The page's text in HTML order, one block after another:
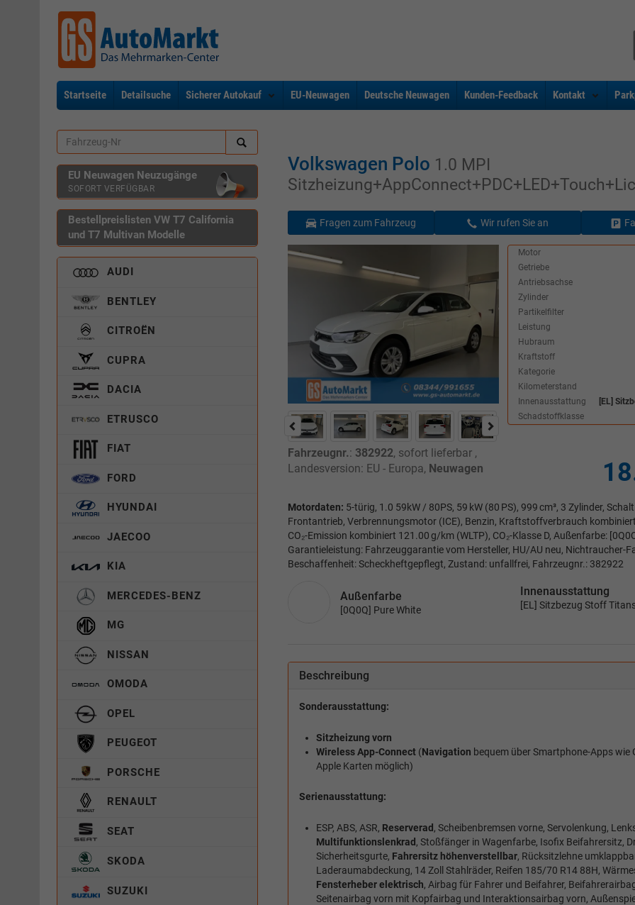
Startseite Detailsuche Sicherer Autokauf EU-Neuwagen Deutsche Neuwagen Kunden-Feedback Kontakt
Volkswagen Polo 1.0 MPI
Fragen zum Fahrzeug Wir rufen Sie an
Motor
Getriebe
Antriebsachse
Zylinder
Partikelfilter
Leistung
Hubraum
Kraftstoff
Kategorie
Kilometerstand
Innenausstattung
[EL]
Schadstoffklasse
Fahrzeugnr.: 382922, sofort lieferbar,
Landesversion: EU - Europa, Neuwagen
Motordaten: 5-türig, 1.0 59kW / 80PS, 59 kW (80 PS), 999 cm³, 3 Zylinder,
Frontantrieb, Verbrennungsmotor (ICE), Benzin, Kraftstoffverbrauch
CO₂-Emission kombiniert 121.00 g/km (WLTP), CO₂-Klasse D, Außenfarbe:
Garantieleistung: Fahrzeuggarantie vom Hersteller, HU/AU neu, Nichtraucher-
Beschaffenheit: Scheckheftgepflegt, Zustand: unfallfrei, Fahrzeugnr.: 382922
Außenfarbe
[0Q0Q] Pure White
Innenausstattung
[EL] Sitzbezug Stoff
Beschreibung
Sonderausstattung:
Sitzheizung vorn
Wireless App-Connect (Navigation bequem über Smartphone-Apps wie
Apple Karten möglich)
Serienausstattung:
ESP, ABS, ASR, Reserverad , Scheibenbremsen vorne, Servolenkung,
Multifunktionslenkrad , Stoßfänger in Wagenfarbe, Isofix Beifahrersitz,
Sicherheitsgurte, Fahrersitz höhenverstellbar, Rücksitzlehne
Laderaumabdeckung, 14 Zoll Stahlräder, Reifen 185/70 R14 88H,
Fensterheber elektrisch, Airbag für Fahrer und Beifahrer,
Seitenairbag vorn mit Kopfairbag und Interaktionsairbag vorn,
EU Neuwagen Neuzugänge
SOFORT VERFÜGBAR
Bestellpreislisten VW T7 California
und T7 Multivan Modelle
AUDI
BENTLEY
CITROËN
CUPRA
DACIA
ETRUSCO
FIAT
FORD
HYUNDAI
JAECOO
KIA
MERCEDES-BENZ
MG
NISSAN
OMODA
OPEL
PEUGEOT
PORSCHE
RENAULT
SEAT
SKODA
SUZUKI